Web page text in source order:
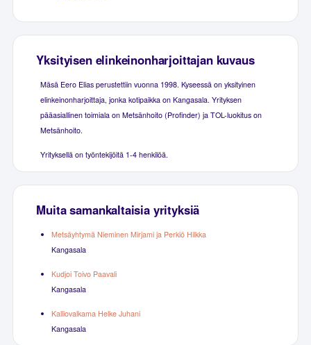
Yksityisen elinkeinonharjoittajan kuvaus
Mäsä Eero Elias perustettiin vuonna 1998. Kyseessä on yksityinen
elinkeinonharjoittaja, jonka kotipaikka on Kangasala. Yrityksen
pääasiallinen toimiala on Metsänhoito (Profinder) ja TOL-luokitus on
Metsänhoito.
Yrityksellä on työntekijöitä 1-4 henkilöä.
Muita samankaltaisia yrityksiä
Metsäyhtymä Nieminen Mirjami ja Perkiö Hilkka
Kangasala
Kudjoi Toivo Paavali
Kangasala
Kalliovalkama Helke Juhani
Kangasala